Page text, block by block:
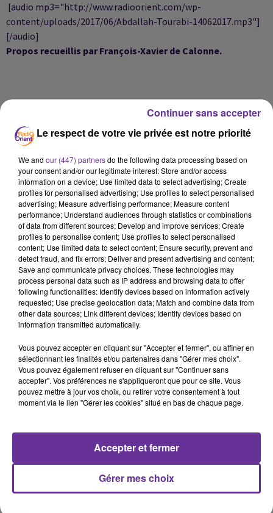
[audio mp3="http://www.radioorient.com/wp-
content/uploads/2017/06/Abdallah-Tourabi-14062017.mp3"]
[/audio]
Propos recueillis par François-Xavier de Calonne.
LA PLAYLIST
NANCY AJRAM
Lawn Ouyounak 2004
12h02
12h02
ABDEL WAHAB AL DOUKALI
Konn Fa Yakoun 2016
11h54
11h54
MELHEM ZEIN
Ahla Mara Bhal Deni
2016
A
EN CE
Le respect de votre vie privée est notre priorité
We and our (447) partnersdo the following data processing based on
your consent and/or our legitimate interest: Store and/or access
information on a device; Use limited data to select advertising; Create
profiles for personalised advertising; Use profiles to select personalised
advertising; Measure advertising performance; Measure content
performance; Understand audiences through statistics or combinations
of data from different sources; Develop and improve services; Create
profiles to personalise content; Use profiles to select personalised
content; Use limited data to select content; Ensure security, prevent and
detect fraud, and fix errors; Deliver and present advertising and content;
Save and communicate privacy choices. These technologies may
process personal data such as IP address and browsing data to offer
following functionalities: Identify devices based on information actively
requested; Use precise geolocation data; Match and combine data from
other data sources; Link different devices; Identify devices based on
information transmitted automatically.
Vous pouvez accepter en cliquant sur "Accepter et fermer", ou affiner en
sélectionnant les finalités et/ou partenaires dans "Gérer mes choix".
Vous pouvez également refuser en cliquant sur "Continuer sans
accepter". Vos préférences ne s'appliqueront que pour ce site. Vous
pouvez mettre à jour vos choix, ou retirer votre consentement à tout
moment via le lien "Gérer les cookies" situé en bas de chaque page.
Gérer mes choix
Accepter et fermer
Continuer sans accepter